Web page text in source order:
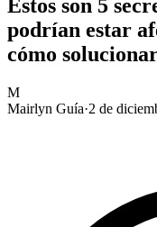
Estos son 5
podrían estar
cómo
M
Mairlyn Guía·2 de